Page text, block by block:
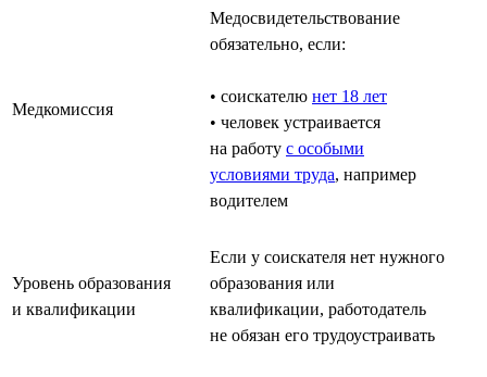
Медкомиссия
Медосвидетельствование
обязательно, если:
• соискателю нет 18 лет
• человек устраивается
на работу с особыми
условиями труда, например
водителем
Уровень образования
и квалификации
Если у соискателя нет нужного
образования или
квалификации, работодатель
не обязан его трудоустраивать